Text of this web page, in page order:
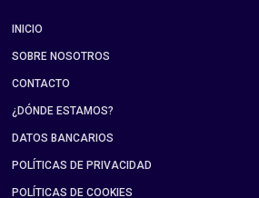
INICIO
SOBRE NOSOTROS
CONTACTO
¿DÓNDE ESTAMOS?
DATOS BANCARIOS
POLÍTICAS DE PRIVACIDAD
POLÍTICAS DE COOKIES